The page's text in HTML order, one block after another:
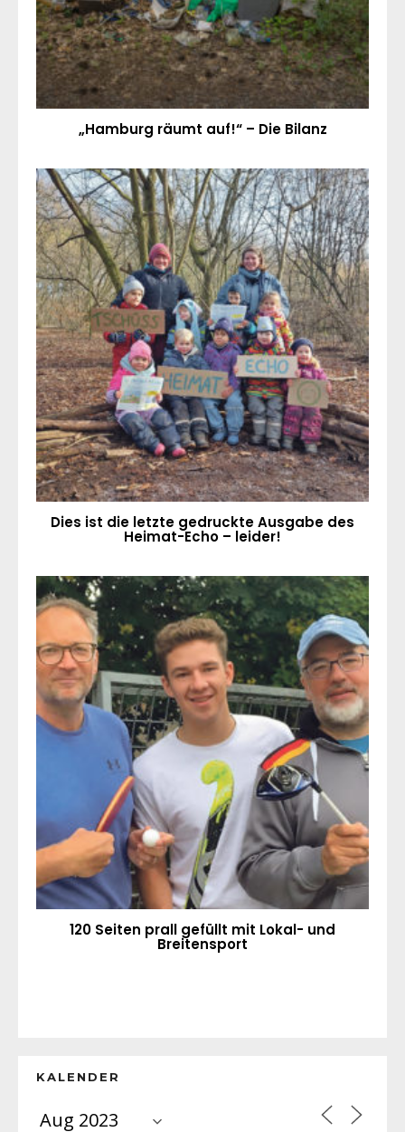
„Hamburg räumt auf!“ – Die Bilanz
Dies ist die letzte gedruckte Ausgabe des
Heimat-Echo – leider!
120 Seiten prall gefüllt mit Lokal- und
Breitensport
KALENDER